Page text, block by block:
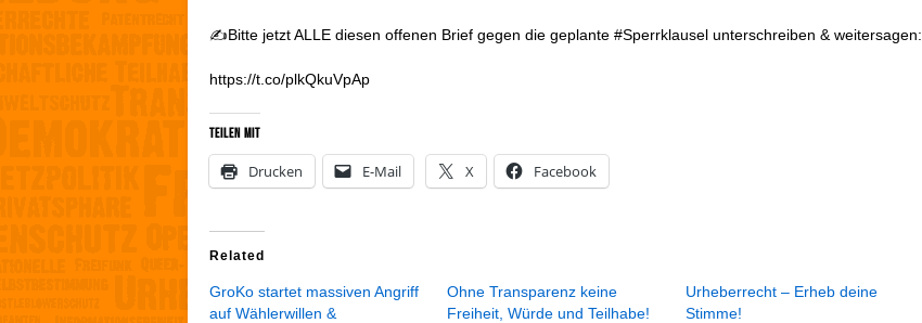
✍️Bitte jetzt ALLE diesen offenen Brief gegen die geplante #Sperrklausel unterschreiben & weitersagen:
https://t.co/plkQkuVpAp
Teilen mit
Drucken E-Mail X Facebook
Related
GroKo startet massiven Angriff
auf Wählerwillen &
Ohne Transparenz keine
Freiheit, Würde und Teilhabe!
Urheberrecht – Erheb deine
Stimme!